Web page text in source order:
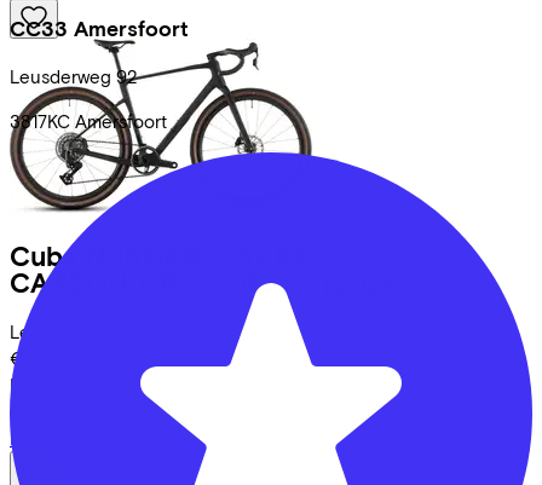
CC33 Amersfoort
Leusderweg 92
3817KC Amersfoort
Cube
CARBON/CRISSCROSS
Leaseprijs p/m vanaf
€81,21
Prijs
Bespaar
Bekijk